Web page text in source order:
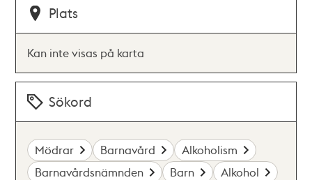
Plats
Kan inte visas på karta
Sökord
Mödrar Barnavård
Alkoholism
Barnavårdsnämnden
Barn
Alkohol